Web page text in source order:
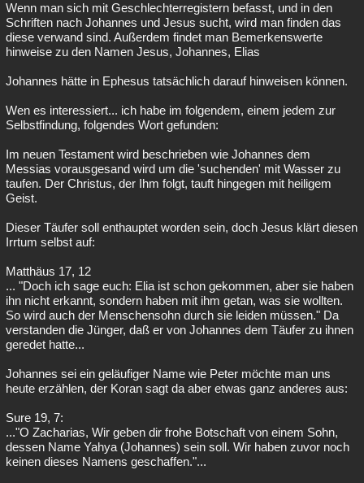
Wenn man sich mit Geschlechterregistern befasst, und in den
Schriften nach Johannes und Jesus sucht, wird man finden das
diese verwand sind. Außerdem findet man Bemerkenswerte
hinweise zu den Namen Jesus, Johannes, Elias
Johannes hätte in Ephesus tatsächlich darauf hinweisen können.
Wen es interessiert... ich habe im folgendem, einem jedem zur
Selbstfindung, folgendes Wort gefunden:
Im neuen Testament wird beschrieben wie Johannes dem
Messias vorausgesand wird um die 'suchenden' mit Wasser zu
taufen. Der Christus, der Ihm folgt, tauft hingegen mit heiligem
Geist.
Dieser Täufer soll enthauptet worden sein, doch Jesus klärt diesen
Irrtum selbst auf:
Matthäus 17, 12
... "Doch ich sage euch: Elia ist schon gekommen, aber sie haben
ihn nicht erkannt, sondern haben mit ihm getan, was sie wollten.
So wird auch der Menschensohn durch sie leiden müssen." Da
verstanden die Jünger, daß er von Johannes dem Täufer zu ihnen
geredet hatte...
Johannes sei ein geläufiger Name wie Peter möchte man uns
heute erzählen, der Koran sagt da aber etwas ganz anderes aus:
Sure 19, 7:
..."O Zacharias, Wir geben dir frohe Botschaft von einem Sohn,
dessen Name Yahya (Johannes) sein soll. Wir haben zuvor noch
keinen dieses Namens geschaffen."...